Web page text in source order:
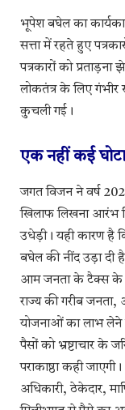
भूपेश बघेल का
सत्ता में रहते हुए
पत्रकारों को
लोकतंत्र के लिए गंभीर
कुचली गई।
एक नहीं कई
जगत विजन ने वर्ष
खिलाफ लिखना आरंभ
उधेड़ी। यही कारण है
बघेल की नींद उड़ा दी
आम जनता के टैक्स के
राज्य की गरीब
योजनाओं का लाभ लेने
पैसों को भ्रष्टाचार के
पराकाष्ठा कही
अधिकारी, ठेकेदार,